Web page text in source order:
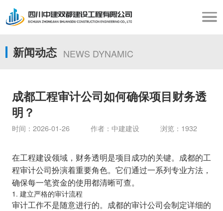
新闻动态 NEWS DYNAMIC
成都工程审计公司如何确保项目财务透
明？
时间：2026-01-26 作者：中建建设 浏览：1932
在工程建设领域，财务透明是项目成功的关键。成都的工
程审计公司扮演着重要角色。它们通过一系列专业方法，
确保每一笔资金的使用都清晰可查。
1. 建立严格的审计流程
审计工作不是随意进行的。成都的审计公司会制定详细的